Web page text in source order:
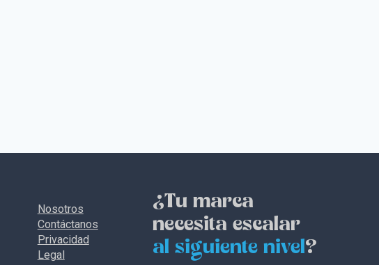
Nosotros
Contáctanos
Privacidad
Legal
¿Tu marca
necesita escalar
al siguiente nivel?